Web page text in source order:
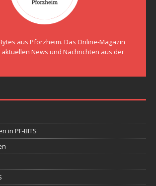
Bytes aus Pforzheim. Das Online-Magazin
News und Nachrichten aus der
in PF-BITS